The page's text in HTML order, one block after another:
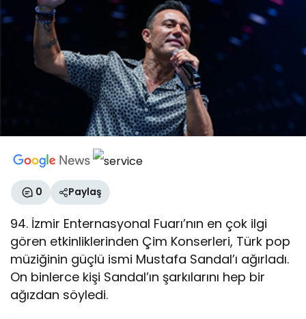
0 Paylaş
94. İzmir Enternasyonal Fuarı’nın en çok ilgi
gören etkinliklerinden Çim Konserleri, Türk pop
müziğinin güçlü ismi Mustafa Sandal’ı ağırladı.
On binlerce kişi Sandal’ın şarkılarını hep bir
ağızdan söyledi.